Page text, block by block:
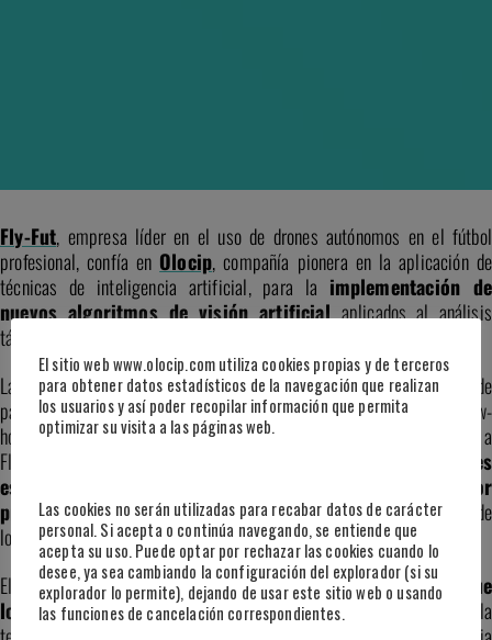
Fly-Fut, empresa líder en el uso de drones autónomos en el fútbol
profesional, confía en Olocip, compañía pionera en la aplicación de
técnicas de inteligencia artificial, para la implementación de
nuevos algoritmos de visión artificialaplicados al análisis
táctico de entrenamientos y partidos de fútbol.
La experiencia acumulada de Fly-Fut en la grabación de miles de
partidos y entrenamientos con tecnología dron, combinada con el know-
how de Olocip en computer vision y sistemas de tracking, permitirá a
Fly-Fut
ofrecer nuevas funcionalidades, métricas y variables
específicas para dar una ventaja competitiva y mayor
profundidad de análisisa los departamentos de metodología de
los equipos de fútbol.
El acuerdo entre Fly-Fut y Olociptransformará la forma en que
los equipos de fútbol profesional abordan el análisis.
Con la
El sitio web www.olocip.com utiliza cookies propias y de terceros
para obtener datos estadísticos de la navegación que realizan
los usuarios y así poder recopilar información que permita
optimizar su visita a las páginas web.
Las cookies no serán utilizadas para recabar datos de carácter
personal. Si acepta o continúa navegando, se entiende que
acepta su uso. Puede optar por rechazar las cookies cuando lo
desee, ya sea cambiando la configuración del explorador (si su
explorador lo permite), dejando de usar este sitio web o usando
las funciones de cancelación correspondientes.